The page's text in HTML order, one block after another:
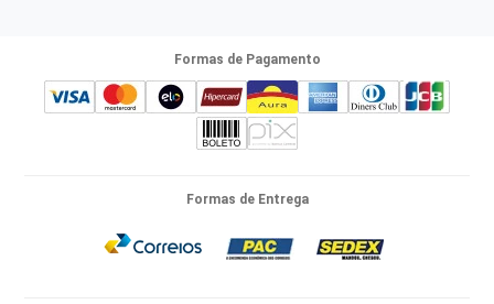
Formas de Pagamento
Formas de Entrega